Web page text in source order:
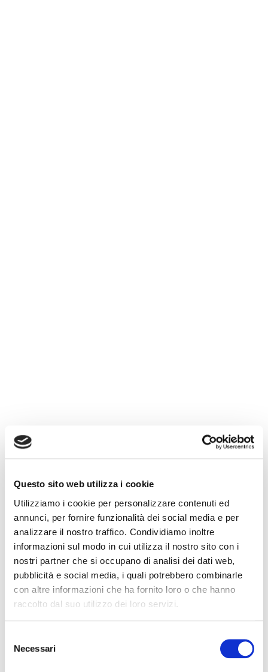
Questo sito web utilizza i cookie
Utilizziamo i cookie per personalizzare contenuti ed
annunci, per fornire funzionalità dei social media e per
analizzare il nostro traffico. Condividiamo inoltre
informazioni sul modo in cui utilizza il nostro sito con i
nostri partner che si occupano di analisi dei dati web,
pubblicità e social media, i quali potrebbero combinarle
con altre informazioni che ha fornito loro o che hanno
raccolto dal suo utilizzo dei loro servizi.
delNecessari